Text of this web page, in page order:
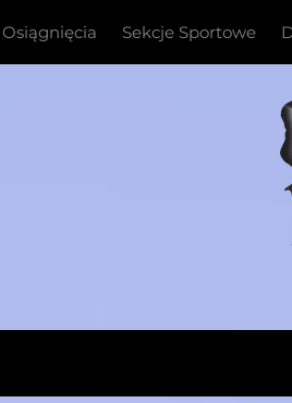
Osiągnięcia Sekcje Sportowe